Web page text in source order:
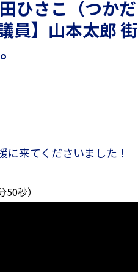
ひさこ（つかだ
員】山本太郎 街
来てくださいました！
50秒）